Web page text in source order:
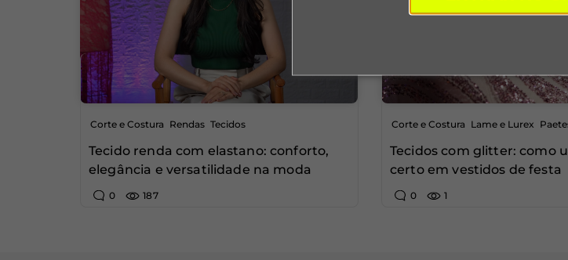
Corte e Costura Rendas Tecidos
Tecido renda com elastano: conforto,
elegância e versatilidade na moda
0 187
Corte e Costura Lame e Lurex
Tecidos com glitter: como
certo em vestidos de festa
0 1